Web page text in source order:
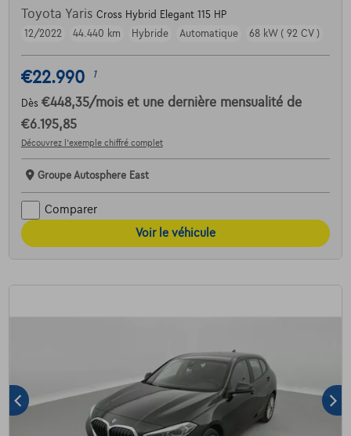
Toyota Yaris Cross Hybrid Elegant 115 HP
12/2022
44.440 km Hybride Automatique 68 kW ( 92 CV )
€22.990 1
Dès €448,35/mois et une dernière mensualité de
€6.195,85
Découvrez l’exemple chiffré complet
Groupe Autosphere East
Comparer
Voir le véhicule